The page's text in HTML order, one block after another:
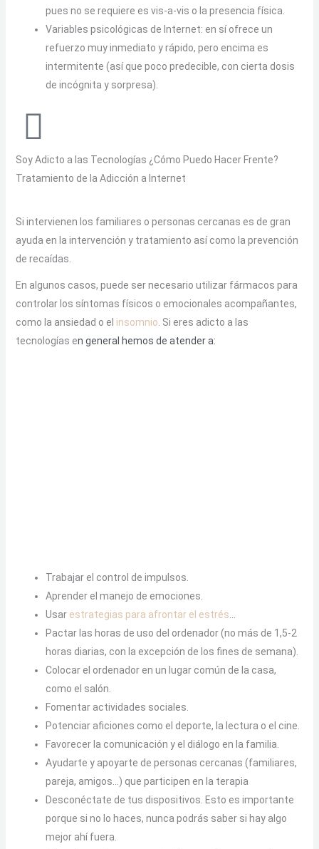
pues no se requiere es vis-a-vis o la presencia física.
Variables psicológicas de Internet: en sí ofrece un
refuerzo muy inmediato y rápido, pero encima es
intermitente (así que poco predecible, con cierta dosis
de incógnita y sorpresa).
Soy Adicto a las Tecnologías ¿Cómo Puedo Hacer Frente?
Tratamiento de la Adicción a Internet
Si intervienen los familiares o personas cercanas es de gran
ayuda en la intervención y tratamiento así como la prevención
de recaídas.
En algunos casos, puede ser necesario utilizar fármacos para
controlar los síntomas físicos o emocionales acompañantes,
como la ansiedad o el insomnio . Si eres adicto a las
tecnologías en general hemos de atender a:
Trabajar el control de impulsos.
Aprender el manejo de emociones.
Usarestrategias para afrontar el estrés…
Pactar las horas de uso del ordenador (no más de 1,5-2
horas diarias, con la excepción de los fines de semana).
Colocar el ordenador en un lugar común de la casa,
como el salón.
Fomentar actividades sociales.
Potenciar aficiones como el deporte, la lectura o el cine.
Favorecer la comunicación y el diálogo en la familia.
Ayudarte y apoyarte de personas cercanas (familiares,
pareja, amigos…) que participen en la terapia
Desconéctate de tus dispositivos. Esto es importante
porque si no lo haces, nunca podrás saber si hay algo
mejor ahí fuera.